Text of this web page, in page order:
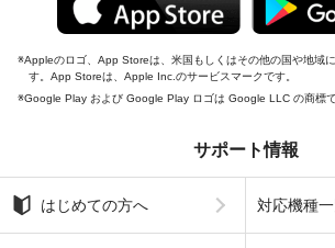
Appleのロゴ、App Storeは、米国もしくはその他の国や地域
す。App Storeは、Apple Inc.のサービスマークです。
Google Play および Google Play ロゴは Google LLC の商標で
サポート情報
はじめての方へ 対応機種